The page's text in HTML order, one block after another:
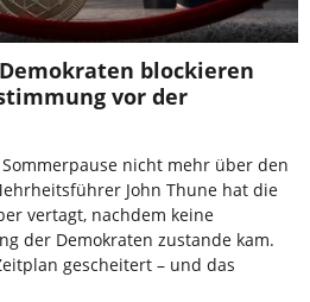
Demokraten blockieren
vor der
nicht mehr über den
John Thune hat die
vertagt, nachdem keine
der Demokraten zustande kam.
gescheitert – und das